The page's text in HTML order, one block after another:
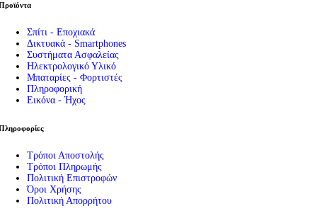
Σπίτι - Εποχιακά
Δικτυακά - Smartphones
Συστήματα Ασφαλείας
Ηλεκτρολογικό Υλικό
Μπαταρίες - Φορτιστές
Πληροφορική
Εικόνα - Ήχος
Τρόποι Αποστολής
Τρόποι Πληρωμής
Πολιτική Επιστροφών
Όροι Χρήσης
Πολιτική Απορρήτου